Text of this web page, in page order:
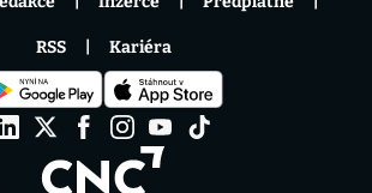
RSS Kariéra